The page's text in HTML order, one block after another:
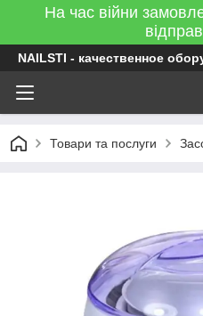
На час війни
NAILSTI - качественное
Товари та послуги